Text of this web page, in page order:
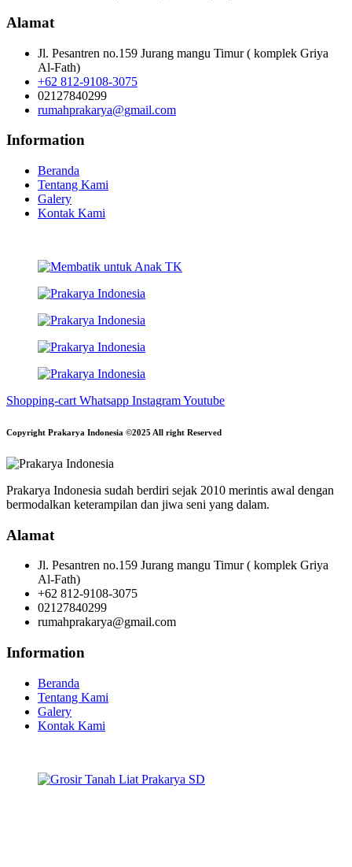
Alamat
Jl. Pesantren no.159 Jurang mangu Timur ( komplek Griya
Al-Fath)
+62 812-9108-3075
02127840299
rumahprakarya@gmail.com
Information
Beranda
Tentang Kami
Galery
Kontak Kami
Shopping-cart Whatsapp InstagramYoutube
Copyright Prakarya Indonesia ©2025 All right Reserved
Prakarya Indonesia sudah berdiri sejak 2010 merintis awal dengan
bermodalkan keterampilan dan jiwa seni yang dalam.
Alamat
Jl. Pesantren no.159 Jurang mangu Timur ( komplek Griya
Al-Fath)
+62 812-9108-3075
02127840299
rumahprakarya@gmail.com
Information
Beranda
Tentang Kami
Galery
Kontak Kami